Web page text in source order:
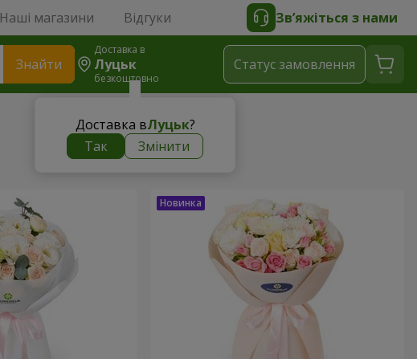
Наші магазини Відгуки Зв’яжіться з нами
Знайти
Доставка в
Луцьк
безкоштовно
Доставка вЛуцьк?
Так
Змінити
Статус замовлення